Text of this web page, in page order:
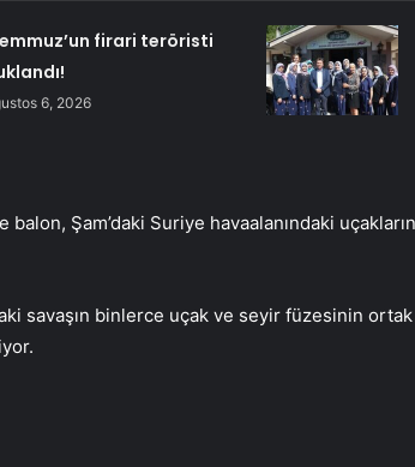
firari teröristi
6, 2026
balon, Şam’daki Suriye havaalanındaki
savaşın binlerce uçak ve seyir füzesinin ortak